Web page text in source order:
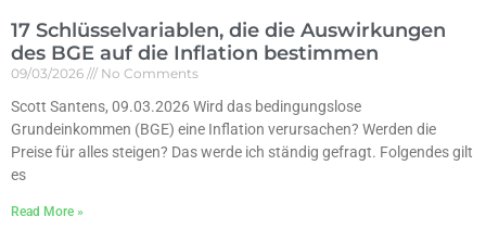
17 Schlüsselvariablen, die die Auswirkungen
des BGE auf die Inflation bestimmen
09/03/2026 No Comments
Scott Santens, 09.03.2026 Wird das bedingungslose
Grundeinkommen (BGE) eine Inflation verursachen? Werden die
Preise für alles steigen? Das werde ich ständig gefragt. Folgendes gilt
es
Read More »